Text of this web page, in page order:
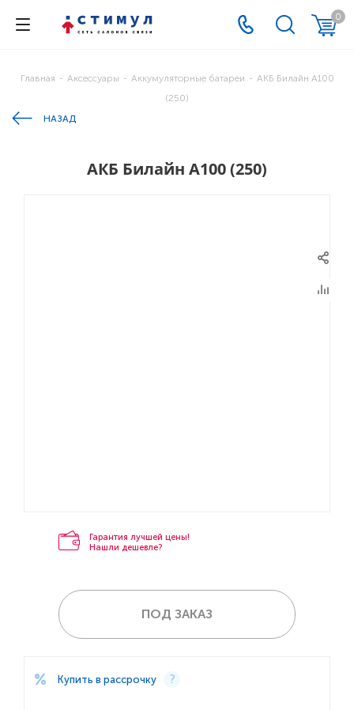
0
Главная - Аксессуары - Аккумуляторные батареи - АКБ Билайн А100
(250)
НАЗАД
АКБ Билайн А100 (250)
Гарантия лучшей цены!
Нашли дешевле?
ПОД ЗАКАЗ
Купить в рассрочку